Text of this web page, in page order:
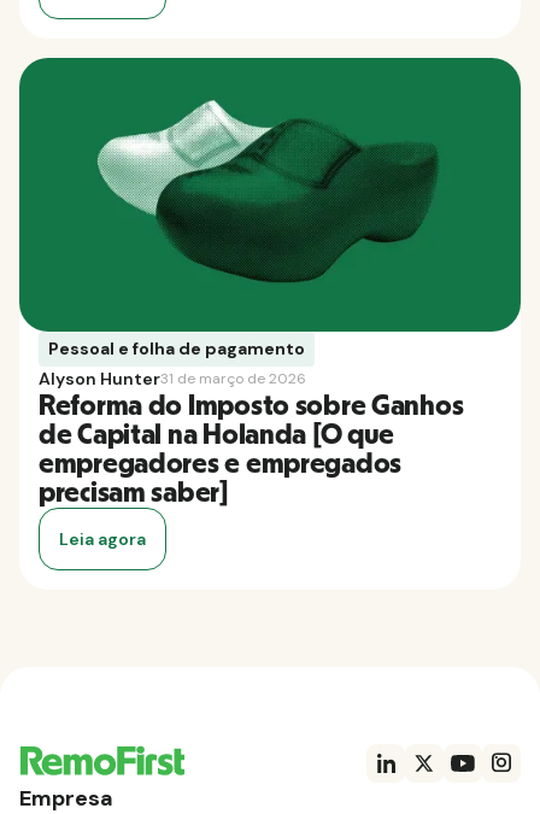
Pessoal e folha de pagamento
Alyson Hunter31 de março de 2026
Reforma do Imposto sobre Ganhos
de Capital na Holanda [O que
empregadores e empregados
precisam saber]
Leia agora
Empresa